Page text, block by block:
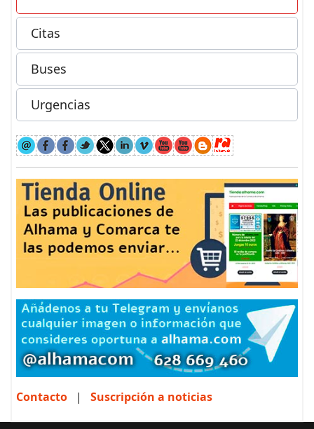
Citas
Buses
Urgencias
Contacto | Suscripción a noticias